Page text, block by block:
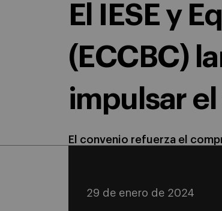
El IESE y
(ECCBC)
impulsar
El convenio refuerza el
29 de enero de 2024